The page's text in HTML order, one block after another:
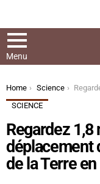
Menu
You are here:
Home Science
Regardez 1,8 milliard d’années de
SCIENCE
Regardez 1,8
déplacement
de la Terre